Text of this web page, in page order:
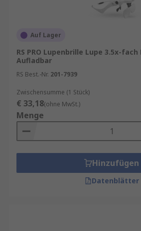
Auf Lager
RS PRO Lupenbrille Lupe 3.5x-
Aufladbar
RS Best.-Nr. 201-7939
Zwischensumme (1 Stück)
€ 33,18(ohne MwSt.)
Menge
Hinzufügen
Datenblätter